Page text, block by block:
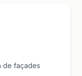
de façades